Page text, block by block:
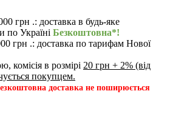
грн .: доставка в будь-яке
по Україні Безкоштовна*!
грн .: доставка по тарифам Нової
комісія в розмірі 20 грн + 2% (від
покупцем.
доставка не поширюється